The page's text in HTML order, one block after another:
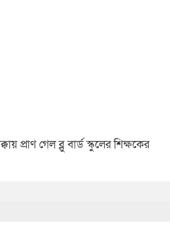
প্রাণ গেল ব্লু বার্ড স্কুলের শিক্ষকের